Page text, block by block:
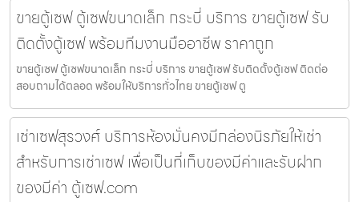
ขายตู้เซฟ ตู้เซฟขนาดเล็ก กระบี่ บริการ ขายตู้เซฟ รับ
ติดตั้งตู้เซฟ พร้อมทีมงานมืออาชีพ ราคาถูก
ขายตู้เซฟ ตู้เซฟขนาดเล็ก กระบี่ บริการ ขายตู้เซฟ รับติดตั้งตู้เซฟ ติดต่อ
สอบถามได้ตลอด พร้อมให้บริการทั่วไทย ขายตู้เซฟ ตู
เช่าเซฟสุรวงศ์ บริการห้องมั่นคงมีกล่องนิรภัยให้เช่า
สำหรับการเช่าเซฟ เพื่อเป็นที่เก็บของมีค่าและรับฝาก
ของมีค่า ตู้เซฟ.com